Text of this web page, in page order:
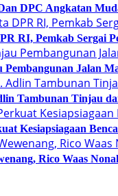
DPC Angkatan
RI, Pemkab Sergai
Jalan
Tambunan Tinjau
Kesiapsiagaan
Rico Waas